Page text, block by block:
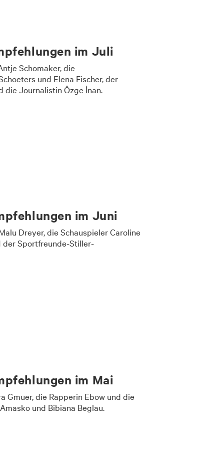
im Juli
Schomaker, die
und Elena Fischer, der
die Journalistin Özge İnan.
im Juni
Dreyer, die Schauspieler Caroline
der Sportfreunde-Stiller-
im Mai
Gmuer, die Rapperin Ebow und die
und Bibiana Beglau.